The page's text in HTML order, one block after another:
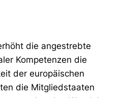
die angestrebte
Kompetenzen die
der europäischen
die Mitgliedstaaten